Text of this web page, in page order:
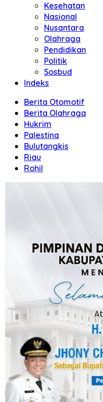
Kesehatan
Nasional
Nusantara
Olahraga
Pendidikan
Politik
Sosbud
Indeks
Berita Otomotif
Berita Olahraga
Hukrim
Palestina
Bulutangkis
Riau
Rohil